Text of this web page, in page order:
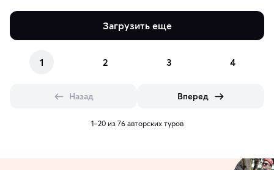
Загрузить еще
1 2 3 4
Назад Вперед
1–20 из 76 авторских туров